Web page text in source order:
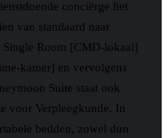
conciërge liet
van standaard naar
Single Room [CMD-lokaal]
kamer] en vervolgens
Suite staat ook
voor Verpleegkunde. In
bedden, zowel dun